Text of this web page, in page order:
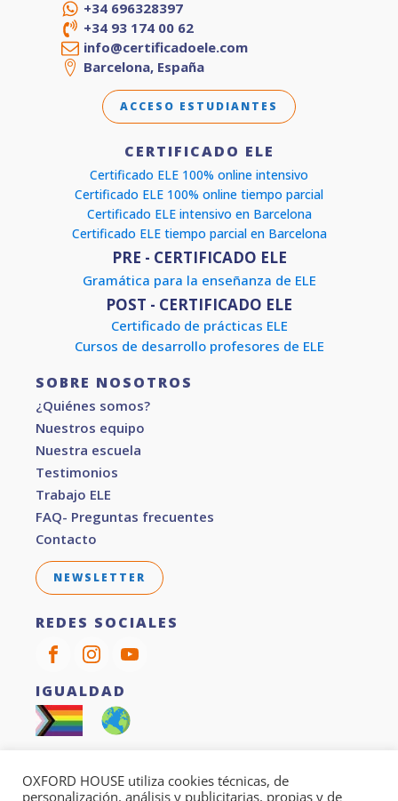
+34 696328397
+34 93 174 00 62
info@certificadoele.com
Barcelona, España
ACCESO ESTUDIANTES
CERTIFICADO ELE
Certificado ELE 100% online intensivo
Certificado ELE 100% online tiempo parcial
Certificado ELE intensivo en Barcelona
Certificado ELE tiempo parcial en Barcelona
PRE - CERTIFICADO ELE
Gramática para la enseñanza de ELE
POST - CERTIFICADO ELE
Certificado de prácticas ELE
Cursos de desarrollo profesores de ELE
SOBRE NOSOTROS
¿Quiénes somos?
Nuestros equipo
Nuestra escuela
Testimonios
Trabajo ELE
FAQ- Preguntas frecuentes
Contacto
NEWSLETTER
REDES SOCIALES
IGUALDAD
Todos nuestros cursos son 100% sin papel
OXFORD HOUSE utiliza cookies técnicas, de
personalización, análisis y publicitarias, propias y de